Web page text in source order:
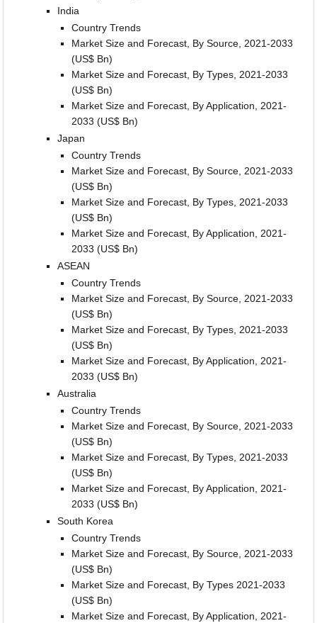
India
Country Trends
Market Size and Forecast, By Source, 2021-2033
(US$ Bn)
Market Size and Forecast, By Types, 2021-2033
(US$ Bn)
Market Size and Forecast, By Application, 2021-
2033 (US$ Bn)
Japan
Country Trends
Market Size and Forecast, By Source, 2021-2033
(US$ Bn)
Market Size and Forecast, By Types, 2021-2033
(US$ Bn)
Market Size and Forecast, By Application, 2021-
2033 (US$ Bn)
ASEAN
Country Trends
Market Size and Forecast, By Source, 2021-2033
(US$ Bn)
Market Size and Forecast, By Types, 2021-2033
(US$ Bn)
Market Size and Forecast, By Application, 2021-
2033 (US$ Bn)
Australia
Country Trends
Market Size and Forecast, By Source, 2021-2033
(US$ Bn)
Market Size and Forecast, By Types, 2021-2033
(US$ Bn)
Market Size and Forecast, By Application, 2021-
2033 (US$ Bn)
South Korea
Country Trends
Market Size and Forecast, By Source, 2021-2033
(US$ Bn)
Market Size and Forecast, By Types 2021-2033
(US$ Bn)
Market Size and Forecast, By Application, 2021-